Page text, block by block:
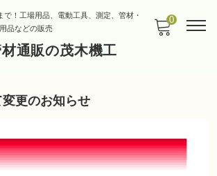
で！工場用品、電動工具、測定、管材・
品などの販売
通販の茂木機工
0
更のお知らせ